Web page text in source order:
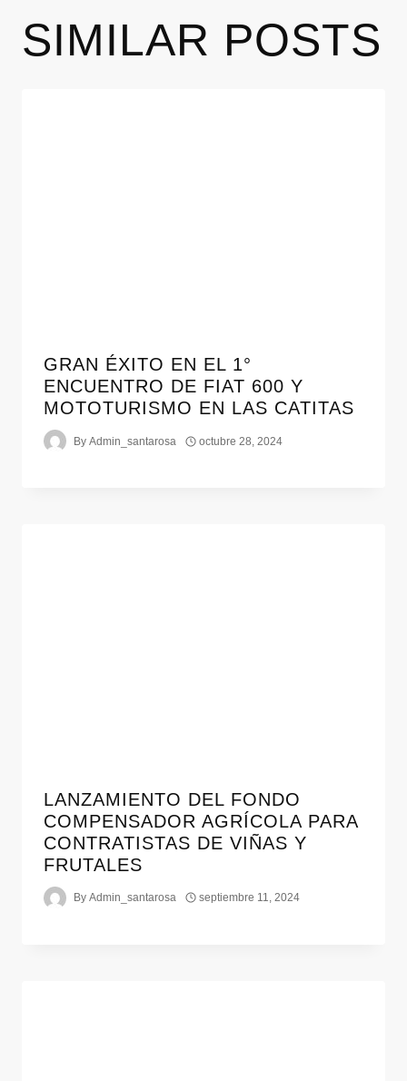
SIMILAR POSTS
GRAN ÉXITO EN EL 1°
ENCUENTRO DE FIAT 600 Y
MOTOTURISMO EN LAS CATITAS
By Admin_santarosa octubre 28, 2024
LANZAMIENTO DEL FONDO
COMPENSADOR AGRÍCOLA PARA
CONTRATISTAS DE VIÑAS Y
FRUTALES
By Admin_santarosa septiembre 11, 2024